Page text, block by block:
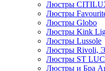
Люстры
Люстры
Люстры Globo
Люстры Kink
Люстры Lussole
Люстры Rivoli,
Люстры ST
Люстры и Бра